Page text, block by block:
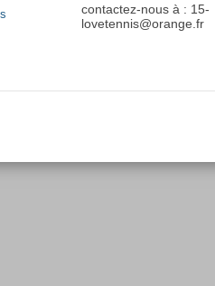
contactez-nous à : 15-
lovetennis@orange.fr